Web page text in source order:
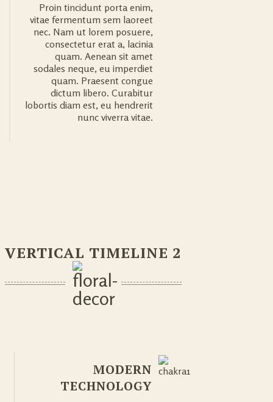
Proin tincidunt porta enim,
vitae fermentum sem laoreet
nec. Nam ut lorem posuere,
consectetur erat a, lacinia
quam. Aenean sit amet
sodales neque, eu imperdiet
quam. Praesent congue
dictum libero. Curabitur
lobortis diam est, eu hendrerit
nunc viverra vitae.
VERTICAL TIMELINE 2
MODERN
TECHNOLOGY